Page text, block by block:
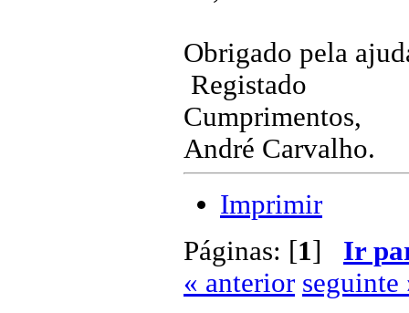
Obrigado pela
Registado
Cumprimentos,
André Carvalho.
Imprimir
Páginas: [1] Ir
« anterior seguinte